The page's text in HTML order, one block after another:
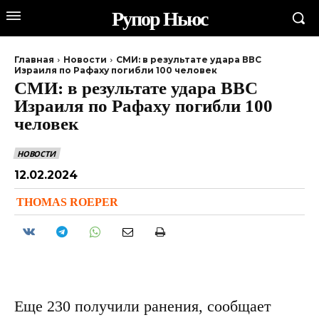
Рупор Ньюс
Главная Новости
СМИ: в результате удара ВВС
Израиля по Рафаху погибли 100 человек
СМИ: в результате удара ВВС
Израиля по Рафаху погибли 100
человек
НОВОСТИ
12.02.2024
THOMAS ROEPER
Еще 230 получили ранения, сообщает